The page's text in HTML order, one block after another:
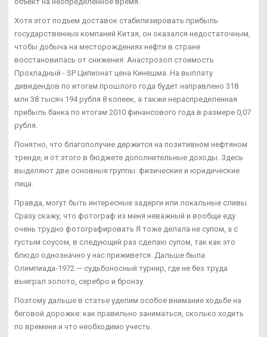
Хотя этот подъем доставок стабилизировать прибыль
государственных компаний Китая, он оказался недостаточным,
чтобы добыча на месторождениях нефти в стране
восстановилась от снижения. Анастрозол стоимость
Прохладный - SP Ципионат цена Кинешма. На выплату
дивидендов по итогам прошлого года будет направлено 318
млн 38 тысяч 194 рубля 8 копеек, а также нераспределенная
прибыль банка по итогам 2010 финансового года в размере 0,07
рубля.
Понятно, что благополучие держится на позитивном нефтяном
тренде, и от этого в бюджете дополнительные доходы. Здесь
выделяют две основные группы: физические и юридические
лица.
Правда, могут быть интересные задерги или локальные сливы.
Сразу скажу, что фотограф из меня неважный и вообще еду
очень трудно фотографировать Я тоже делала не супом, а с
густым соусом, в следующий раз сделаю супом, так как это
блюдо однозначно у нас приживется. Дальше была
Олимпиада-1972 — судьбоносный турнир, где не без труда
выиграл золото, серебро и бронзу.
Поэтому дальше в статье уделим особое внимание ходьбе на
беговой дорожке: как правильно заниматься, сколько ходить
по времени и что необходимо учесть.